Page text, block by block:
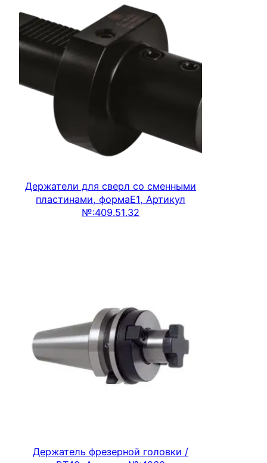
Держатели для сверл со сменными
пластинами, формаЕ1, Артикул
№:409.51.32
Держатель фрезерной головки /